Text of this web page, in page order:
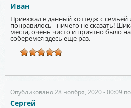
Иван
Приезжал в данный коттедж с семьей
понравилось - ничего не сказать!
места, очень чисто и приятно было
соберемся здесь еще раз.
Опубликовано 28 ноября, 2020 - 00:09
Сергей